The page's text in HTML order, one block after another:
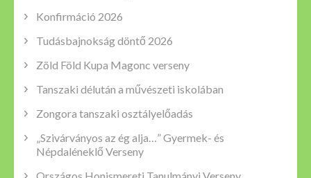
Konfirmáció 2026
Tudásbajnokság döntő 2026
Zöld Föld Kupa Magonc verseny
Tanszaki délután a művészeti iskolában
Zongora tanszaki osztályelőadás
„Szivárványos az ég alja…” Gyermek- és
Népdaléneklő Verseny